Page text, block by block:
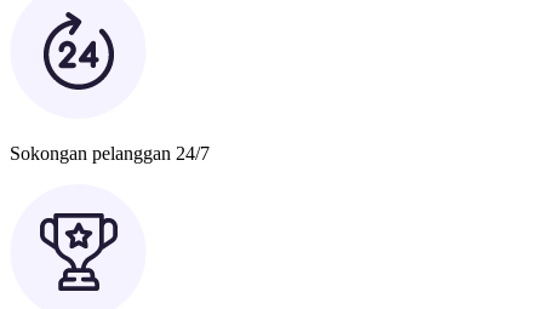
Sokongan pelanggan 24/7